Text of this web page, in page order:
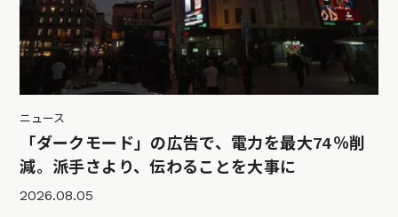
ニュース
「ダークモード」の広告で、電力を最大74％削
減。派手さより、伝わることを大事に
2026.08.05